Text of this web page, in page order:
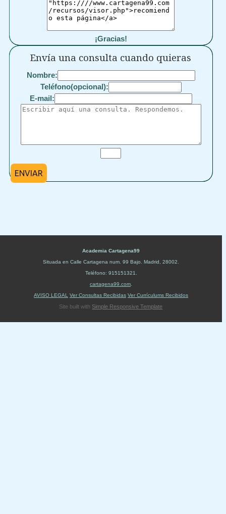
¡Gracias!
Envía una consulta cuando quieras
Nombre:
Teléfono(opcional):
E-mail:
ENVIAR
Academia Cartagena99
Situada en Calle Cartagena num. 99 Bajo Madrid 28002
Teléfono: 915151321
cartagena99.com
AVISO LEGAL
Ver Consultas Recibidas Ver Currículums Recibidos
Site built with Simple Responsive Template